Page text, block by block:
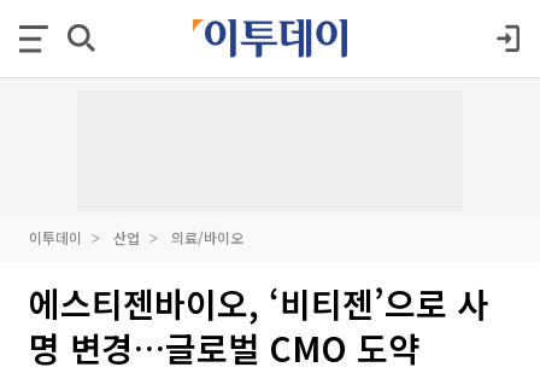
이투데이 산업 의료/바이오
에스티젠바이오, ‘비티젠’으로 사
명 변경…글로벌 CMO 도약